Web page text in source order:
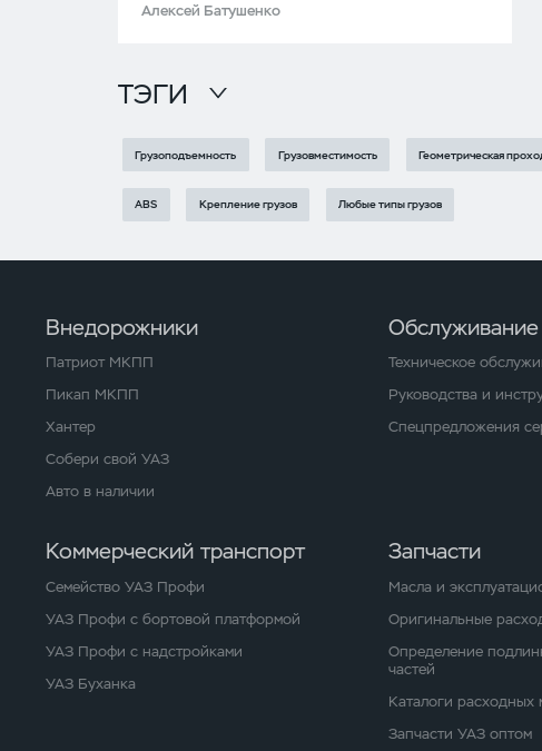
Алексей Батушенко
ТЭГИ
Грузоподъемность Грузовместимость Геометрическая
ABS Крепление грузов Любые типы грузов
Внедорожники
Патриот МКПП
Пикап МКПП
Хантер
Собери свой УАЗ
Авто в наличии
Техническое
Руководства и
Спецпредложения
Коммерческий транспорт
Семейство УАЗ Профи
УАЗ Профи с бортовой платформой
УАЗ Профи с надстройками
УАЗ Буханка
Запчасти
Масла и
Оригинальные
Определение
частей
Каталоги расходных
Запчасти УАЗ оптом